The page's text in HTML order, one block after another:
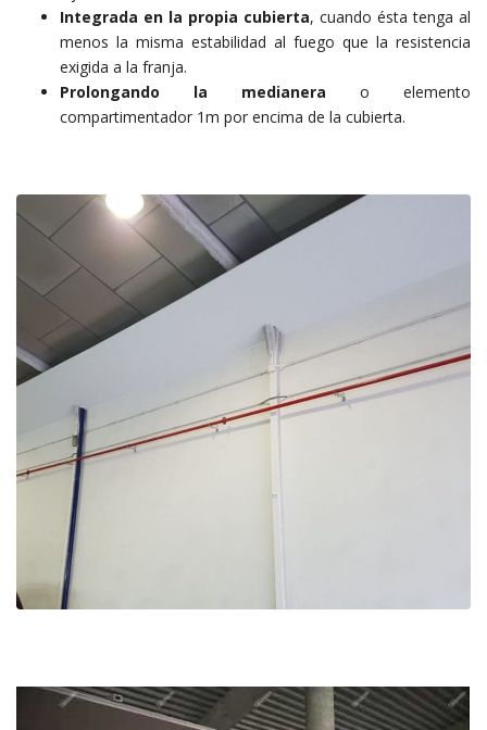
Integrada en la propia cubierta, cuando ésta tenga al
menos la misma estabilidad al fuego que la resistencia
exigida a la franja.
Prolongando la medianera o elemento
compartimentador 1m por encima de la cubierta.